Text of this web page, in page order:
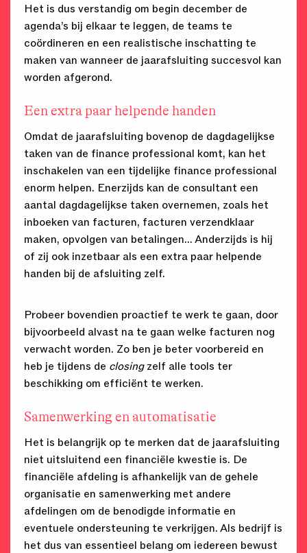
Het is dus verstandig om begin december de
agenda’s bij elkaar te leggen, de teams te
coördineren en een realistische inschatting te
maken van wanneer de jaarafsluiting succesvol kan
worden afgerond.
Een extra paar helpende handen
Omdat de jaarafsluiting bovenop de dagdagelijkse
taken van de finance professional komt, kan het
inschakelen van een tijdelijke finance professional
enorm helpen. Enerzijds kan de consultant een
aantal dagdagelijkse taken overnemen, zoals het
inboeken van facturen, facturen verzendklaar
maken, opvolgen van betalingen… Anderzijds is hij
of zij ook inzetbaar als een extra paar helpende
handen bij de afsluiting zelf.
Probeer bovendien proactief te werk te gaan, door
bijvoorbeeld alvast na te gaan welke facturen nog
verwacht worden. Zo ben je beter voorbereid en
heb je tijdens de closingzelf alle tools ter
beschikking om efficiënt te werken.
Samenwerking en automatisatie
Het is belangrijk op te merken dat de jaarafsluiting
niet uitsluitend een financiële kwestie is. De
financiële afdeling is afhankelijk van de gehele
organisatie en samenwerking met andere
afdelingen om de benodigde informatie en
eventuele ondersteuning te verkrijgen. Als bedrijf is
het dus van essentieel belang om iedereen bewust